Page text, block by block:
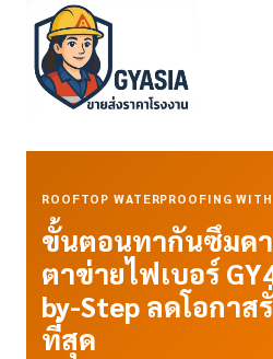
content
ROOFTOP WATERPROOFING
ขั้นตอนทากันซึมด
ตาข่ายไฟเบอร์
by-Step ลดโอกาส
ที่สุด